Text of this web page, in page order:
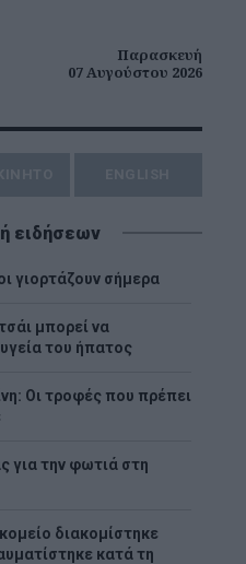
Παρασκευή
07 Αυγούστου 2026
ειδήσεων
γιορτάζουν σήμερα
μπορεί να
του ήπατος
Οι τροφές που πρέπει
για την φωτιά στη
διακομίστηκε
κατά τη